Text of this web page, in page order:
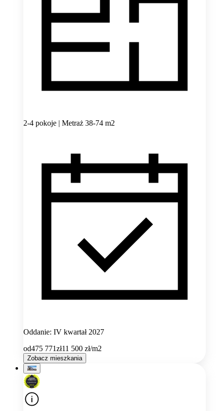
2-4 pokoje | Metraż 38-74 m2
Oddanie: IV kwartał 2027
od475 771zł11 500 zł/m2
Zobacz mieszkania